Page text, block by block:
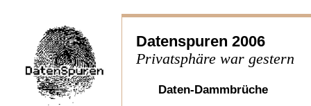
Datenspuren 2006
Privatsphäre war gestern
Daten-Dammbrüche